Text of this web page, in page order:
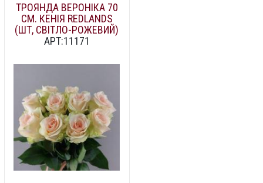
ТРОЯНДА ВЕРОНІКА 70
СМ. КЕНІЯ REDLANDS
(ШТ, СВІТЛО-РОЖЕВИЙ)
АРТ:11171